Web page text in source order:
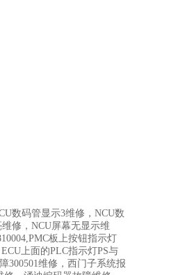
数码管显示3维修，NCU数
修，NCU屏幕无显示维
板上按钮指示灯
上面的PLC指示灯PS与
300501维修，西门子系统报